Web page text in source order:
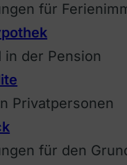
für
in der Pension
Privatpersonen
für den